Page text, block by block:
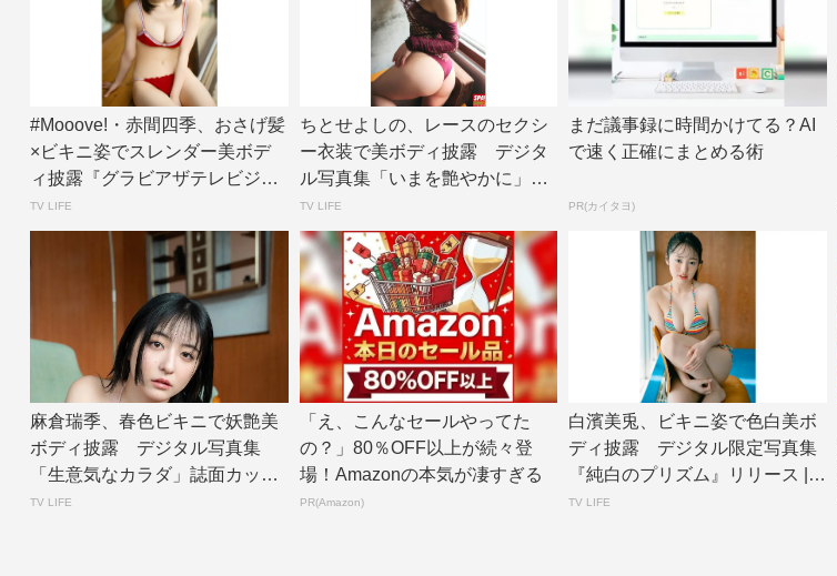
#Mooove!・赤間四季、おさげ髪
×ビキニ姿でスレンダー美ボデ
ィ披露『グラビアザテレビジョ
ン』アザ...
TV LIFE
ちとせよしの、レースのセクシ
ー衣装で美ボディ披露 デジタ
ル写真集「いまを艶やかに」誌
面カット公開 |...
TV LIFE
まだ議事録に時間かけてる？AI
で速く正確にまとめる術
PR(カイタヨ)
麻倉瑞季、春色ビキニで妖艶美
ボディ披露 デジタル写真集
「生意気なカラダ」誌面カット
公開 | TV L...
TV LIFE
「え、こんなセールやってた
の？」80％OFF以上が続々登
場！Amazonの本気が凄すぎる
PR(Amazon)
白濱美兎、ビキニ姿で色白美ボ
ディ披露 デジタル限定写真集
『純白のプリズム』リリース | T
V LIF...
TV LIFE